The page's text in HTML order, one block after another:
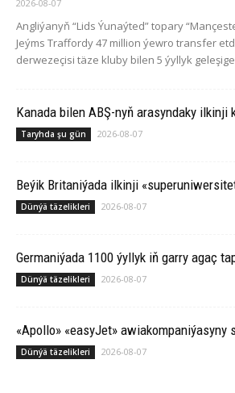
2026-08-07
Angliýanyň “Lids Ýunaýted” topary
Jeýms Traffordy 47 million ýewro transfer
derwezeçisi täze kluby bilen 5 ýyllyk
Ka­na­da bilen ABŞ-nyň arasyndaky ilkinji
Taryhda şu gün 2026-08-07
Beýik Britaniýada ilkinji
Dünýä täzelikleri 2026-08-07
Germaniýada 1100 ýyllyk iň garry agaç
Dünýä täzelikleri 2026-08-07
«Apollo» «easyJet» awiakompaniýasyny
Dünýä täzelikleri 2026-08-07